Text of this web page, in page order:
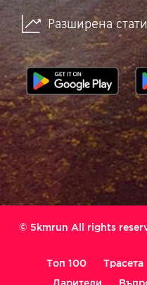
Разширена
© 5kmrun All rights
Топ 100 Трасета